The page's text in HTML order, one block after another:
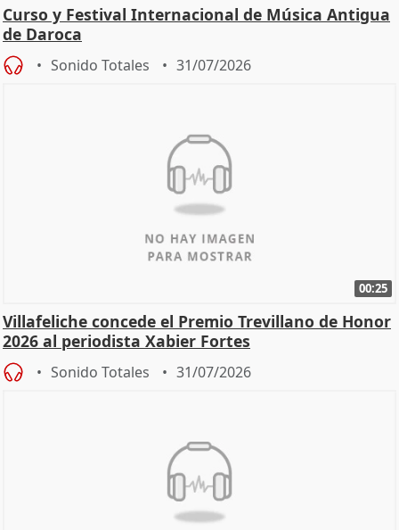
Curso y Festival Internacional de Música Antigua
de Daroca
Sonido Totales 31/07/2026
00:25
Villafeliche concede el Premio Trevillano de Honor
2026 al periodista Xabier Fortes
Sonido Totales 31/07/2026